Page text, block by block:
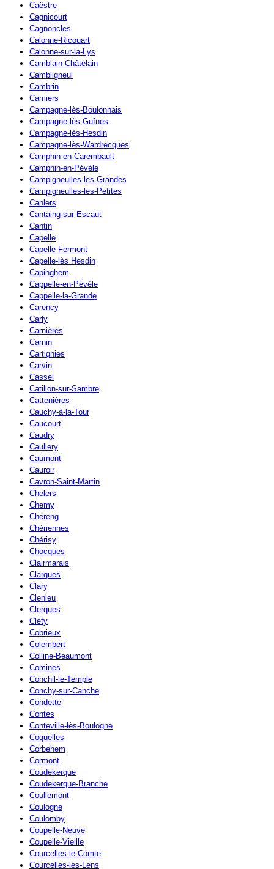
Caëstre
Cagnicourt
Cagnoncles
Calonne-Ricouart
Calonne-sur-la-Lys
Camblain-Châtelain
Cambligneul
Cambrin
Camiers
Campagne-lès-Boulonnais
Campagne-lès-Guînes
Campagne-lès-Hesdin
Campagne-lès-Wardrecques
Camphin-en-Carembault
Camphin-en-Pévèle
Campigneulles-les-Grandes
Campigneulles-les-Petites
Canlers
Cantaing-sur-Escaut
Cantin
Capelle
Capelle-Fermont
Capelle-lès Hesdin
Capinghem
Cappelle-en-Pévèle
Cappelle-la-Grande
Carency
Carly
Carnières
Carnin
Cartignies
Carvin
Cassel
Catillon-sur-Sambre
Cattenières
Cauchy-à-la-Tour
Caucourt
Caudry
Caullery
Caumont
Cauroir
Cavron-Saint-Martin
Chelers
Chemy
Chéreng
Chériennes
Chérisy
Chocques
Clairmarais
Clarques
Clary
Clenleu
Clerques
Cléty
Cobrieux
Colembert
Colline-Beaumont
Comines
Conchil-le-Temple
Conchy-sur-Canche
Condette
Contes
Conteville-lès-Boulogne
Coquelles
Corbehem
Cormont
Coudekerque
Coudekerque-Branche
Coullemont
Coulogne
Coulomby
Coupelle-Neuve
Coupelle-Vieille
Courcelles-le-Comte
Courcelles-les-Lens